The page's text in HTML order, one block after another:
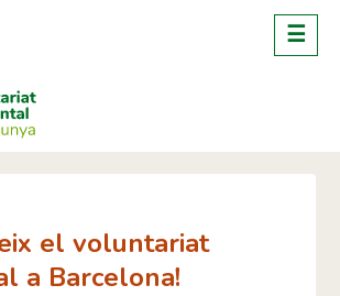
☰
el voluntariat
a Barcelona!